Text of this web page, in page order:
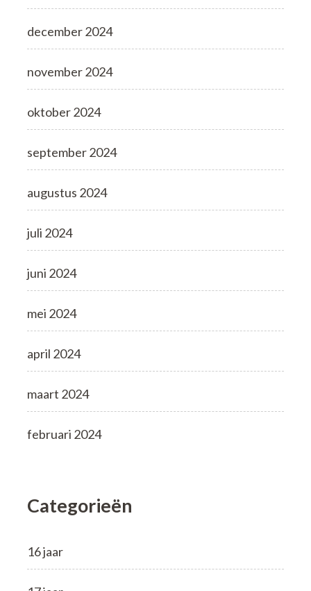
december 2024
november 2024
oktober 2024
september 2024
augustus 2024
juli 2024
juni 2024
mei 2024
april 2024
maart 2024
februari 2024
Categorieën
16 jaar